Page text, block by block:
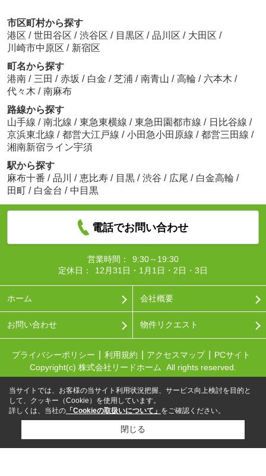
市区町村から探す
港区 / 世田谷区 / 渋谷区 / 目黒区 / 品川区 / 大田区 /
川崎市中原区 / 新宿区
町名から探す
港南 / 三田 / 赤坂 / 白金 / 芝浦 / 南青山 / 高輪 / 六本木 /
代々木 / 南麻布
路線から探す
山手線 / 南北線 / 東急東横線 / 東急田園都市線 / 日比谷線 /
京浜東北線 / 都営大江戸線 / 小田急小田原線 / 都営三田線 /
湘南新宿ライン宇須
駅から探す
麻布十番 / 品川 / 恵比寿 / 目黒 / 渋谷 / 広尾 / 白金高輪 /
田町 / 白金台 / 中目黒
電話でお問い合わせ
営業時間：
9:30～19:30
定休日：
12月31日・1月1日・2日・3日
ホーム 会社概要
お問い合わせ 物件リクエスト
プライバシーポリシー 利用規約 アクセスマップ
PCサイト
Copyright(c) 株式会社リードホーム All rights reserved.
当サイトでは、お客様の当サイト利用状況把握、サービス向上検討を目的と
して、クッキー（Cookie）を使用しています。
詳しくは、当社の 「Cookieの取扱いについて」 をご確認ください。
閉じる